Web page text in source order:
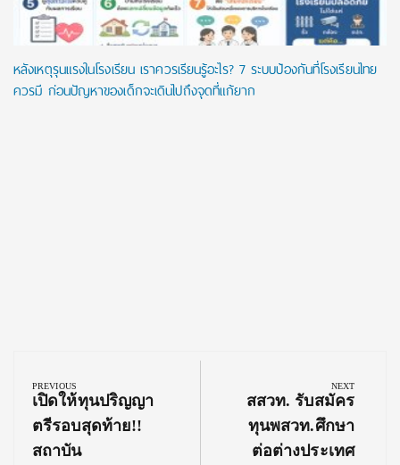
หลังเหตุรุนแรงในโรงเรียน เราควรเรียนรู้อะไร? 7 ระบบป้องกันที่โรงเรียนไทย
ควรมี ก่อนปัญหาของเด็กจะเดินไปถึงจุดที่แก้ยาก
navigation
PREVIOUS
Previous
Post:
เปิดให้ทุนปริญญา
ตรีรอบสุดท้าย!!
สถาบัน
NEXT
Next
Post:
สสวท. รับสมัคร
ทุนพสวท.ศึกษา
ต่อต่างประเทศ